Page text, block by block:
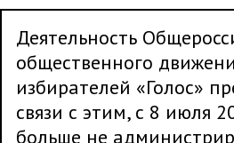
Деятельность
общественного
избирателей «Голос»
связи с этим, с 8 июля
больше не